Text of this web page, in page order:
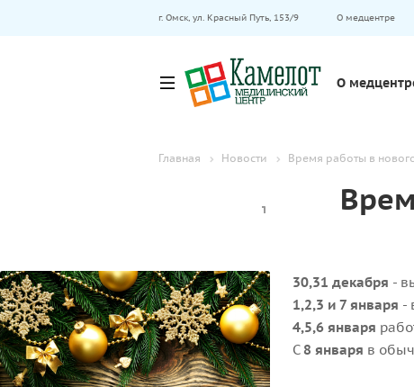
г. Омск, ул. Красный Путь, 153/9 О медцентре
О
Главная Новости Время работы в
30,31 декабря -
1,2,3 и 7 января -
4,5,6 января
С 8 января в